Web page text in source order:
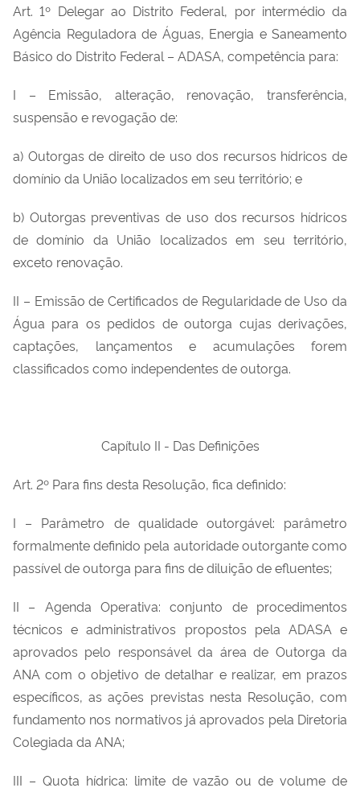
Art. 1º Delegar ao Distrito Federal, por intermédio da
Agência Reguladora de Águas, Energia e Saneamento
Básico do Distrito Federal – ADASA, competência para:
I – Emissão, alteração, renovação, transferência,
suspensão e revogação de:
a) Outorgas de direito de uso dos recursos hídricos de
domínio da União localizados em seu território; e
b) Outorgas preventivas de uso dos recursos hídricos
de domínio da União localizados em seu território,
exceto renovação.
II – Emissão de Certificados de Regularidade de Uso da
Água para os pedidos de outorga cujas derivações,
captações, lançamentos e acumulações forem
classificados como independentes de outorga.
Capítulo II - Das Definições
Art. 2º Para fins desta Resolução, fica definido:
I – Parâmetro de qualidade outorgável: parâmetro
formalmente definido pela autoridade outorgante como
passível de outorga para fins de diluição de efluentes;
II – Agenda Operativa: conjunto de procedimentos
técnicos e administrativos propostos pela ADASA e
aprovados pelo responsável da área de Outorga da
ANA com o objetivo de detalhar e realizar, em prazos
específicos, as ações previstas nesta Resolução, com
fundamento nos normativos já aprovados pela Diretoria
Colegiada da ANA;
III – Quota hídrica: limite de vazão ou de volume de